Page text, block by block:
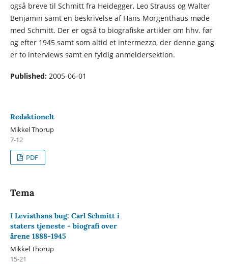
også breve til Schmitt fra Heidegger, Leo Strauss og Walter
Benjamin samt en beskrivelse af Hans Morgenthaus møde
med Schmitt. Der er også to biografiske artikler om hhv. før
og efter 1945 samt som altid et intermezzo, der denne gang
er to interviews samt en fyldig anmeldersektion.
Published: 2005-06-01
Redaktionelt
Mikkel Thorup
7-12
PDF
Tema
I Leviathans bug: Carl Schmitt i
staters tjeneste - biografi over
årene 1888-1945
Mikkel Thorup
15-21